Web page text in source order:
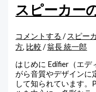
スピーカー
コメントする / スピー
方, 比較 /翁長 統一郎
はじめに Edifier（エデ
がら音質やデザインに
して知られています